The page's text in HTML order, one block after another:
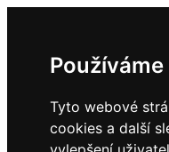
Tyto webové
cookies a další